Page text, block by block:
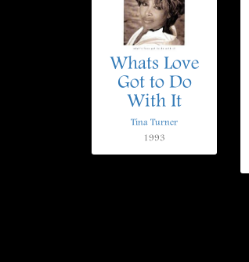
Whats Love
Got to Do
With It
Tina Turner
1993